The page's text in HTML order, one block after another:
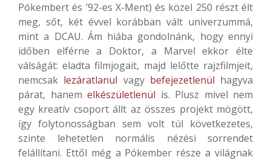
Pókembert és ’92-es X-Ment) és közel 250 részt élt
meg, sőt, két évvel korábban vált univerzummá,
mint a DCAU. Ám hiába gondolnánk, hogy ennyi
időben elférne a Doktor, a Marvel ekkor élte
válságát: eladta filmjogait, majd lelőtte rajzfilmjeit,
nemcsak lezáratlanul vagy befejezetlenül hagyva
párat, hanem elkészületlenül is. Plusz mivel nem
egy kreatív csoport állt az összes projekt mögött,
így folytonosságban sem volt túl következetes,
szinte lehetetlen normális nézési sorrendet
felállítani. Ettől még a Pókember része a világnak